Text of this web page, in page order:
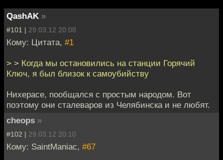
QashAK »
#101 | 29.03.12 20:08
Кому: Цитата, #1
> > Когда мы остановились на станции Горячий
Ключ, я был близок к самоубийству
Нихерасе, пообщался с простым народом. Вот
поэтому они сталеваров из Челябинска и не любят.
cheops »
#102 | 29.03.12 20:10
Кому: SaintManiac, #67